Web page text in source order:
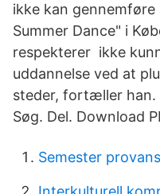
ikke kan
Summer Dance" i
respekterer ikke
uddannelse ved at
steder, fortæller han.
Søg. Del. Download
Semester